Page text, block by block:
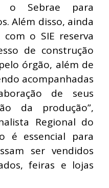
o Sebrae para
Além disso, ainda
o SIE reserva
de construção
órgão, além de
acompanhadas
de seus
da produção”,
Regional do
é essencial para
ser vendidos
feiras e lojas